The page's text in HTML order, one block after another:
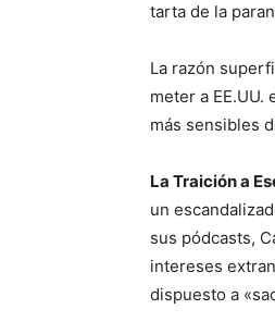
tarta de la
La razón
meter a
más sensibles
La Traición a
un
sus pódcasts,
intereses
dispuesto a